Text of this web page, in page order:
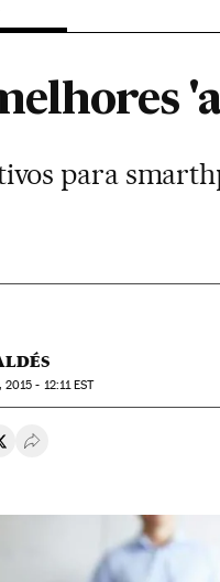
para
2015 - 12:11EST
en Whatsapp
en Facebook
en Twitter
Desplegar Redes Sociales